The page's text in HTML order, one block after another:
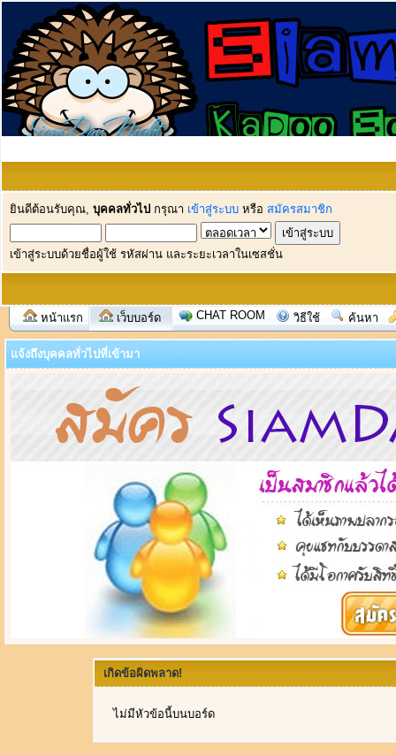
ยินดีต้อนรับคุณ, บุคคลทั่วไป กรุณา เข้าสู่ระบบ หรือ สมัครสมาชิก
เข้าสู่ระบบด้วยชื่อผู้ใช้ รหัสผ่าน และระยะเวลาในเซสชั่น
หน้าแรก เว็บบอร์ด CHAT ROOM วิธีใช้ ค้นหา
แจ้งถึงบุคคลทั่วไปที่เข้ามา
เกิดข้อผิดพลาด!
ไม่มีหัวข้อนี้บนบอร์ด